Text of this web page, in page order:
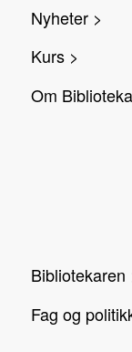
Nyheter >
Kurs >
Om
Bibliotekaren
Fag og